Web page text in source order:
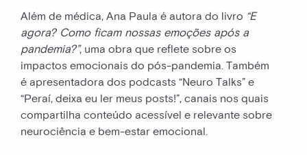
Além de médica, Ana Paula é autora do livro “E
agora? Como ficam nossas emoções após a
pandemia?”, uma obra que reflete sobre os
impactos emocionais do pós-pandemia. Também
é apresentadora dos podcasts “Neuro Talks” e
“Peraí, deixa eu ler meus posts!”, canais nos quais
compartilha conteúdo acessível e relevante sobre
neurociência e bem-estar emocional.